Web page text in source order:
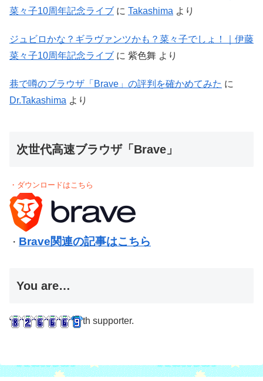
菜々子10周年記念ライブ に Takashima より
ジュビロかな？ギラヴァンツかも？菜々子でしょ！｜伊藤
菜々子10周年記念ライブ に 紫色舞 より
巷で噂のブラウザ「Brave」の評判を確かめてみた に
Dr.Takashima より
次世代高速ブラウザ「Brave」
・ダウンロードはこちら
・ Brave関連の記事はこちら
You are…
th supporter.